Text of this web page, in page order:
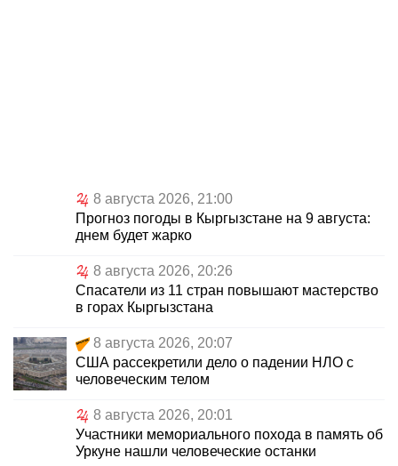
8 августа 2026, 21:00
Прогноз погоды в Кыргызстане на 9 августа:
днем будет жарко
8 августа 2026, 20:26
Спасатели из 11 стран повышают мастерство
в горах Кыргызстана
8 августа 2026, 20:07
США рассекретили дело о падении НЛО с
человеческим телом
8 августа 2026, 20:01
Участники мемориального похода в память об
Уркуне нашли человеческие останки